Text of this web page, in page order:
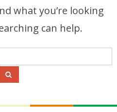
what you’re looking
can help.